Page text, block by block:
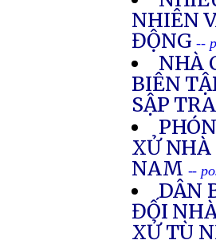
NHIÊN
ĐỘNG --
NHÀ
BIÊN
SẬP
XỬ
NAM --
DÂN
ĐỐI
XỬ TÙ